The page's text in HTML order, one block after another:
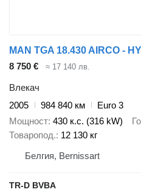
MAN TGA 18.430 AIRCO -
8 750 €
≈ 17 140 лв.
Влекач
2005
984 840 км
Euro 3
Мощност 430 к.с. (316 kW)
Товаропод. 12 130 кг
Белгия, Bernissart
TR-D BVBA